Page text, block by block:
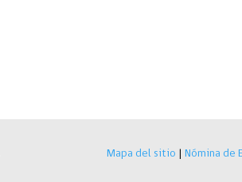
Mapa del sitio Nómina de